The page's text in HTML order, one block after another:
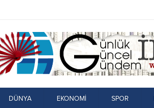
DÜNYA EKONOMİ SPOR